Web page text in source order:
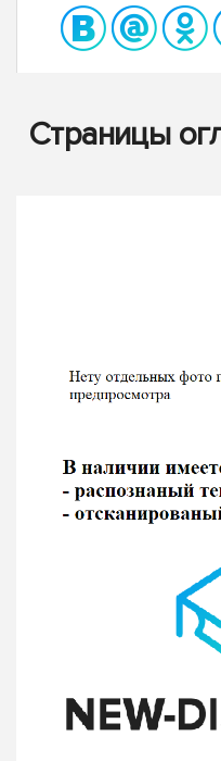
Страницы